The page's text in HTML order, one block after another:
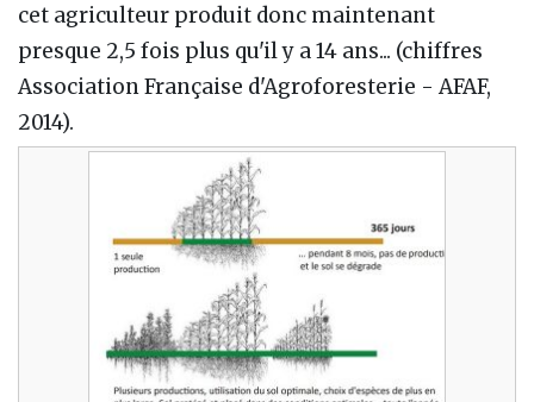
cet agriculteur produit donc maintenant
presque 2,5 fois plus qu'il y a 14 ans... (chiffres
Association Française d'Agroforesterie - AFAF,
2014).